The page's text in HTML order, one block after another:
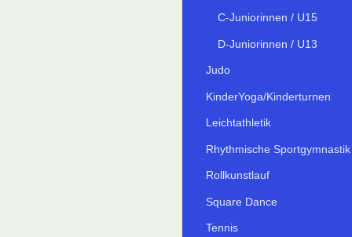
C-Juniorinnen / U15
D-Juniorinnen / U13
Judo
KinderYoga/Kinderturnen
Leichtathletik
Rhythmische Sportgymnastik
Rollkunstlauf
Square Dance
Tennis